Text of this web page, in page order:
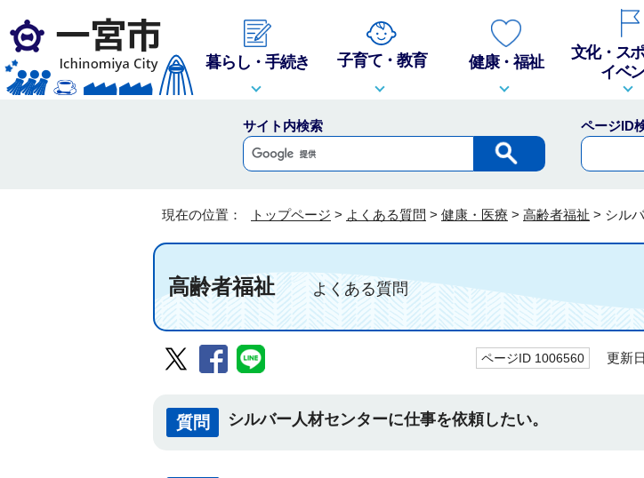
暮らし・手続き 子育て・教育 健康・福祉
文化・ス
イベ
サイト内検索
ページID
現在の位置： トップページ > よくある質問 > 健康・医療 > 高齢者福祉 > シル
高齢者福祉よくある質問
ページID 1006560 更新日
質問 シルバー人材センターに仕事を依頼したい。